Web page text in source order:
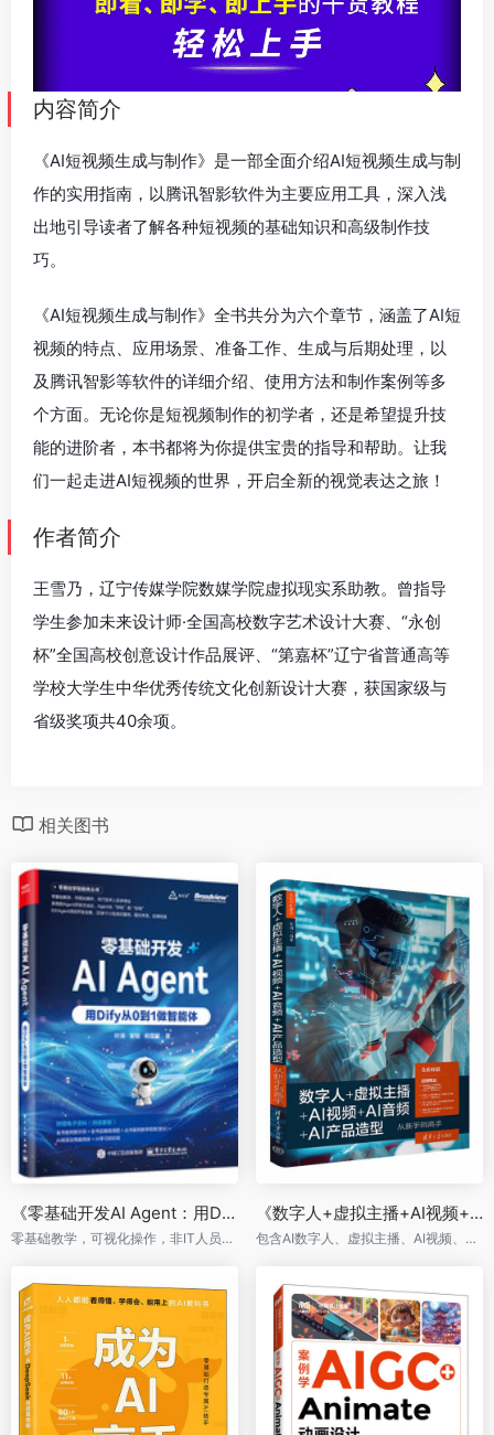
内容简介
《AI短视频生成与制作》是一部全面介绍AI短视频生成与制
作的实用指南，以腾讯智影软件为主要应用工具，深入浅
出地引导读者了解各种短视频的基础知识和高级制作技
巧。
《AI短视频生成与制作》全书共分为六个章节，涵盖了AI短
视频的特点、应用场景、准备工作、生成与后期处理，以
及腾讯智影等软件的详细介绍、使用方法和制作案例等多
个方面。无论你是短视频制作的初学者，还是希望提升技
能的进阶者，本书都将为你提供宝贵的指导和帮助。让我
们一起走进AI短视频的世界，开启全新的视觉表达之旅！
作者简介
王雪乃，辽宁传媒学院数媒学院虚拟现实系助教。曾指导
学生参加未来设计师·全国高校数字艺术设计大赛、“永创
杯”全国高校创意设计作品展评、“第嘉杯”辽宁省普通高等
学校大学生中华优秀传统文化创新设计大赛，获国家级与
省级奖项共40余项。
相关图书
《零基础开发AI Agent：用Dify从0到1做智能体》
零基础教学，可视化操作，非IT人员学得会。系统的Agent开发方法论。
《数字人+虚拟主播+AI视频+AI音频+AI产品造型：从新手到高手》
包含AI数字人、虚拟主播、AI视频、AI音频的方方面面